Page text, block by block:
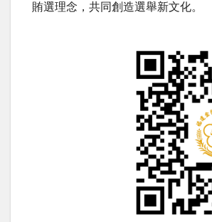
賄選理念，共同創造選舉新文化。